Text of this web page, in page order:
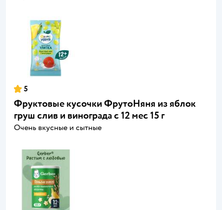
5
Фруктовые кусочки ФрутоНяня из яблок
груш слив и винограда с 12 мес 15 г
Очень вкусные и сытные